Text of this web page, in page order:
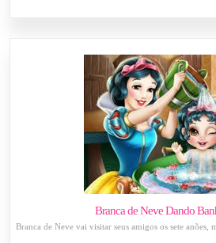
Branca de Neve Dando
Branca de Neve vai visitar seus amigos os sete anões,